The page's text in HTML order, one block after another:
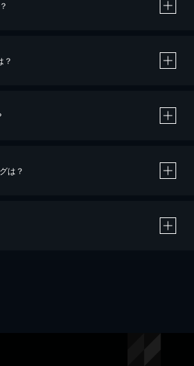
？
ジットカード決済による作品の購入 / レンタルです。
作品の購入 / レンタルは、20％のポイント還元です。
は？